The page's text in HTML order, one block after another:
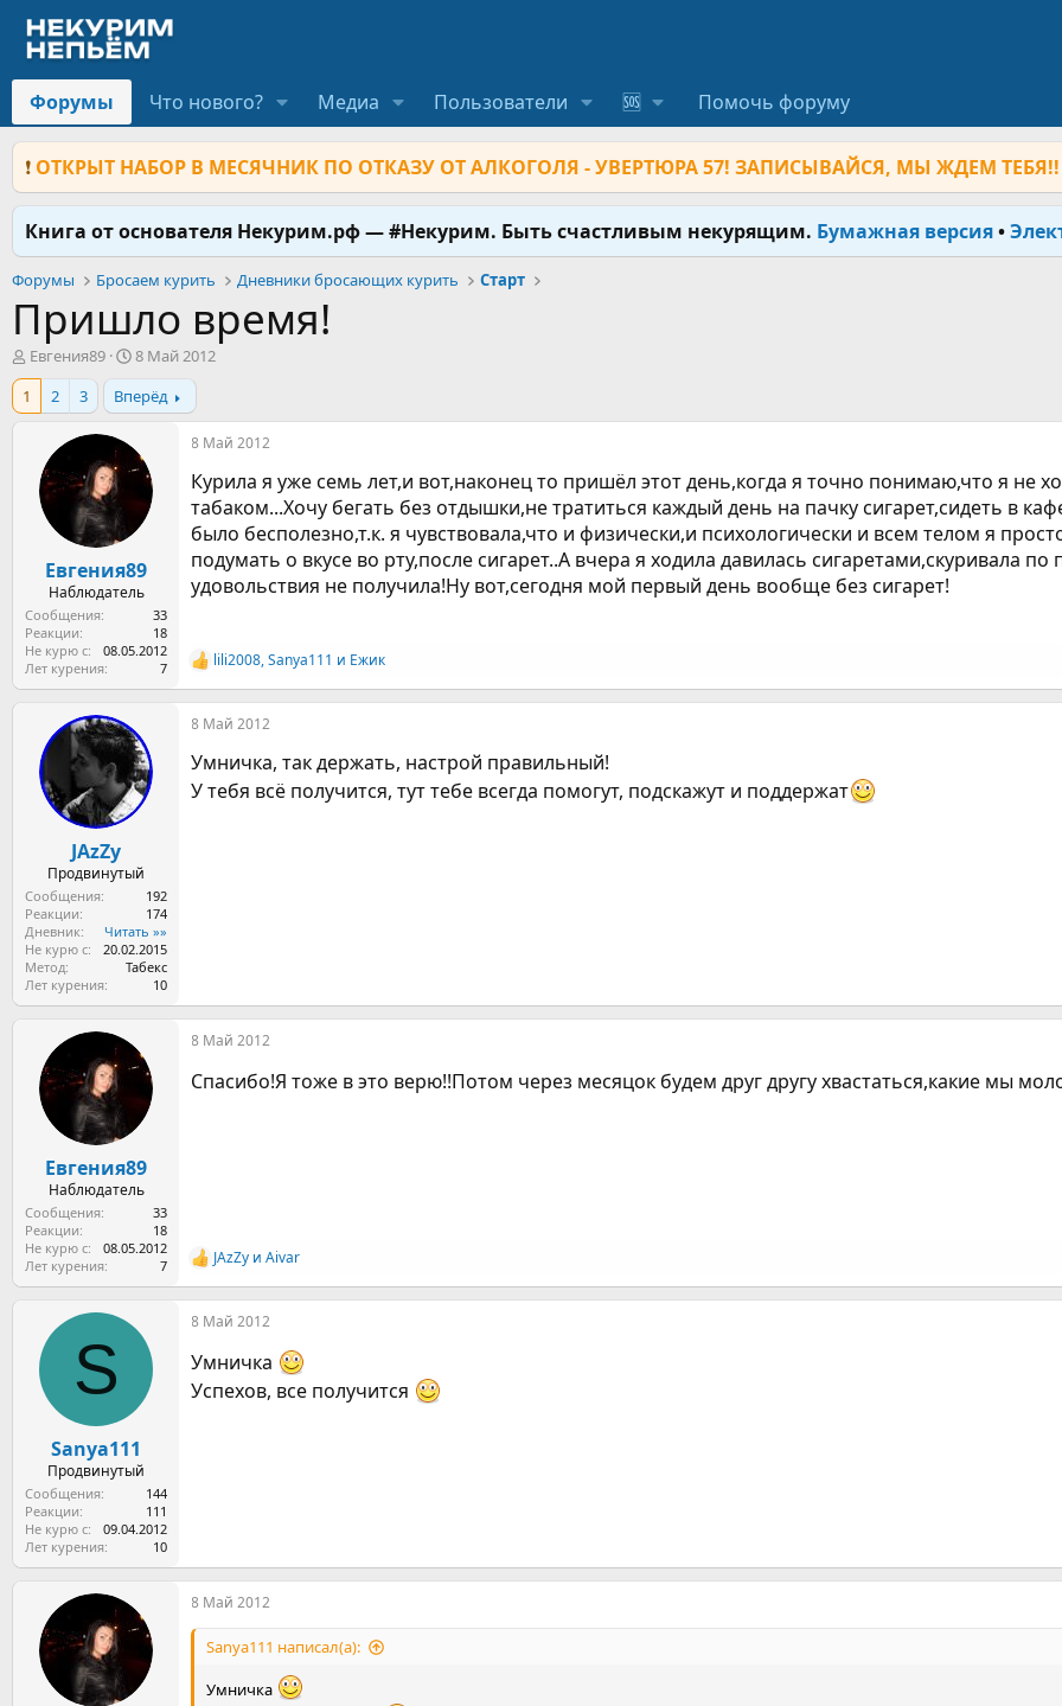
Форумы Что нового? Медиа Пользователи 🆘 Помочь форуму
❗ ОТКРЫТ НАБОР В МЕСЯЧНИК ПО ОТКАЗУ ОТ АЛКОГОЛЯ - УВЕРТЮРА 57! ЗАПИСЫВАЙСЯ, МЫ ЖДЕМ ТЕБЯ!!
Книга от основателя Некурим.рф — #Некурим. Быть счастливым некурящим. Бумажная версия•
Форумы Бросаем курить Дневники бросающих курить Старт
Пришло время!
А
в
о
м
Евгения89
Д
а
т
а
а
а
л
8 Май 2012
1
2 3 Вперёд
Евгения89
Наблюдатель
Сообщения
33
Реакции
18
Не курю с
08.05.2012
Лет курения
7
8 Май 2012
Курила я уже семь лет,и вот,наконец то пришёл этот день,когда я точно понимаю,что я не
табаком...Хочу бегать без отдышки,не тратиться каждый день на пачку сигарет,сидеть в
было бесполезно,т.к. я чувствовала,что и физически,и психологически и всем телом я
подумать о вкусе во рту,после сигарет..А вчера я ходила давилась сигаретами,скуривала
удовольствия не получила!Ну вот,сегодня мой первый день вообще без сигарет!
Р
е
а
к
и
и
:
lili2008,Sanya111 и Ежик
JAzZy
Продвинутый
Сообщения
192
Реакции
174
Дневник
Читать »»
Не курю с
20.02.2015
Метод
Табекс
Лет курения
10
8 Май 2012
Умничка, так держать, настрой правильный!
У тебя всё получится, тут тебе всегда помогут, подскажут и поддержат
Евгения89
Наблюдатель
Сообщения
33
Реакции
18
Не курю с
08.05.2012
Лет курения
7
8 Май 2012
Спасибо!Я тоже в это верю!!Потом через месяцок будем друг другу хвастаться,какие мы
Р
е
а
к
и
и
:
JAzZy и Aivar
S
Sanya111
Продвинутый
Сообщения
144
Реакции
111
Не курю с
09.04.2012
Лет курения
10
8 Май 2012
Умничка
Успехов, все получится
8 Май 2012
Sanya111 написал(а):
Умничка